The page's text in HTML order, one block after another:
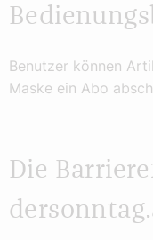
Benutzer können
Maske ein Abo
Die